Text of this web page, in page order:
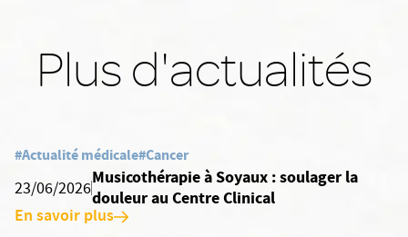
Plus d'actualités
#Actualité médicale#Cancer
23/06/2026
Musicothérapie à Soyaux : soulager la
douleur au Centre Clinical
En savoir plus